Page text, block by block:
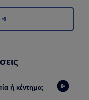
ή κέντημα;